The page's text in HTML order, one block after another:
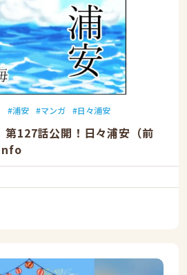
浦安 マンガ 日々浦安
第127話公開！日々浦安（前